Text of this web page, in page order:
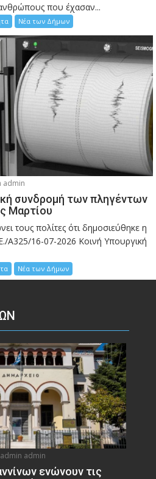
που έχασαν...
Νέα των Δήμων
admin
συνδρομή των πληγέντων
Μαρτίου
τους πολίτες ότι δημοσιεύθηκε η
Α325/16-07-2026 Κοινή Υπουργική
Νέα των Δήμων
admin admin
ενώνουν τις